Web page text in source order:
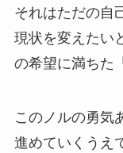
それはただの自
現状を変えたい
の希望に満ちた
このノルの勇気
進めていくうえ